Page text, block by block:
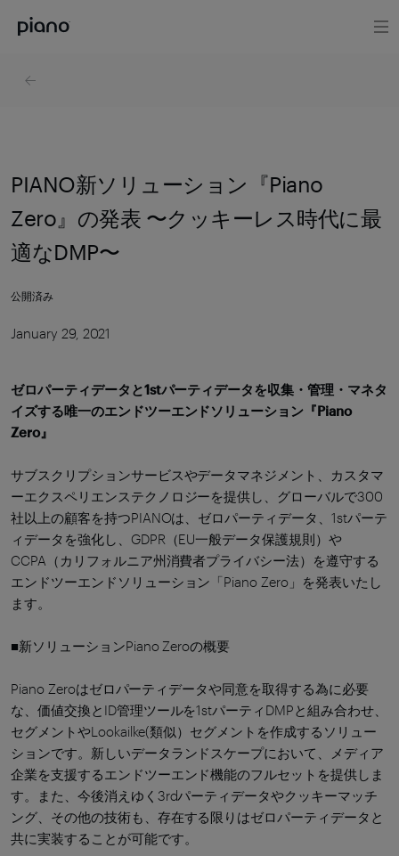
PIANO新ソリューション『Piano
Zero』の発表 〜クッキーレス時代に最
適なDMP〜
公開済み
January 29, 2021
ゼロパーティデータと1stパーティデータを収集・管理・マネタ
イズする唯一のエンドツーエンドソリューション『Piano
Zero』
サブスクリプションサービスやデータマネジメント、カスタマ
ーエクスペリエンステクノロジーを提供し、グローバルで300
社以上の顧客を持つPIANOは、ゼロパーティデータ、1stパーテ
ィデータを強化し、GDPR（EU一般データ保護規則）や
CCPA（カリフォルニア州消費者プライバシー法）を遵守する
エンドツーエンドソリューション「Piano Zero」を発表いたし
ます。
■新ソリューションPiano Zeroの概要
Piano Zeroはゼロパーティデータや同意を取得する為に必要
な、価値交換とID管理ツールを1stパーティDMPと組み合わせ、
セグメントやLookailke(類似）セグメントを作成するソリュー
ションです。新しいデータランドスケープにおいて、メディア
企業を支援するエンドツーエンド機能のフルセットを提供しま
す。また、今後消えゆく3rdパーティデータやクッキーマッチ
ング、その他の技術も、存在する限りはゼロパーティデータと
共に実装することが可能です。